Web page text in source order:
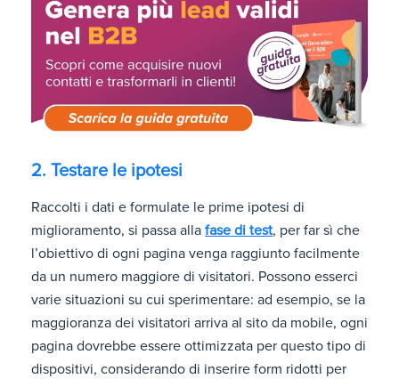
2. Testare le ipotesi
Raccolti i dati e formulate le prime ipotesi di
miglioramento, si passa alla fase di test, per far sì che
l’obiettivo di ogni pagina venga raggiunto facilmente
da un numero maggiore di visitatori. Possono esserci
varie situazioni su cui sperimentare: ad esempio, se la
maggioranza dei visitatori arriva al sito da mobile, ogni
pagina dovrebbe essere ottimizzata per questo tipo di
dispositivi, considerando di inserire form ridotti per